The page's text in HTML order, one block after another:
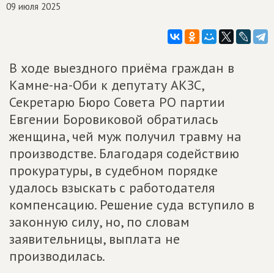
09 июля 2025
В ходе выездного приёма граждан в
Камне-на-Оби к депутату АКЗС,
Секретарю Бюро Совета РО партии
Евгении Боровиковой обратилась
женщина, чей муж получил травму на
производстве. Благодаря содействию
прокуратуры, в судебном порядке
удалось взыскать с работодателя
компенсацию. Решение суда вступило в
законную силу, но, по словам
заявительницы, выплата не
производилась.